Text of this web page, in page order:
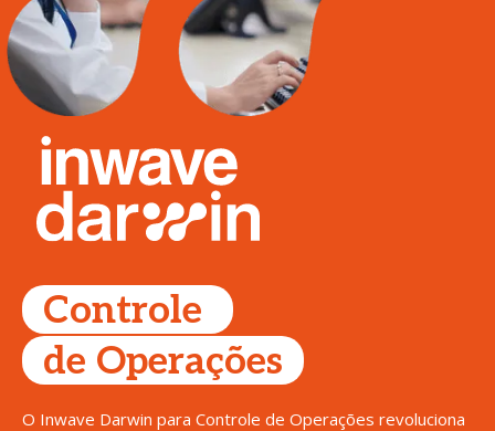
Controle
de Operações
O Inwave Darwin para Controle de Operações revoluciona